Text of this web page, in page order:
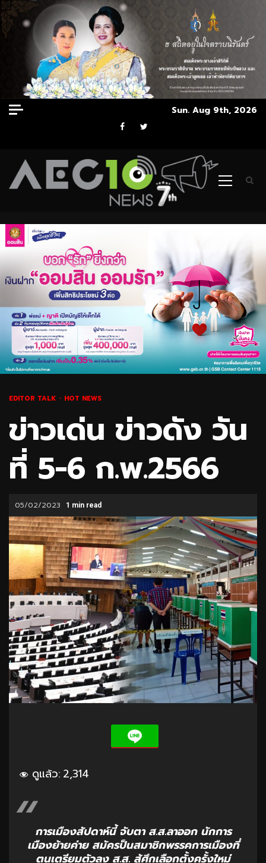
Skip
to
Sun. Aug 9th, 2026
Facebook
Twitter
Primary
EDITOR TALK HOT NEWS
ข่าวเด่น ข่าวดัง วัน
ที่ 5-6 ก.พ.2566
05/02/2023 1 min read
ดูแล้ว: 2,314
การเมืองสัปดาห์นี้ จับตา ส.ส.ลาออก นักการ
เมืองย้ายค่าย สมัครป็นสมาชิกพรรคการเมืองที่
ตนเตรียมตัวลง ส.ส. สู้ศึกเลือกตั้งครั้งใหม่